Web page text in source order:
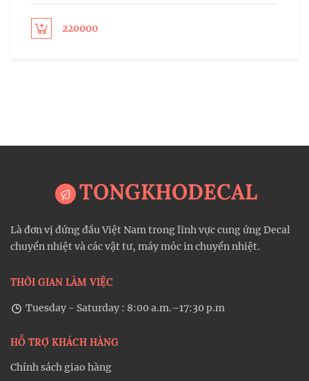
options 220000
TONGKHODECAL
Là đơn vị đứng đầu Việt Nam trong lĩnh vực cung ứng Decal
chuyển nhiệt và các vật tư, máy móc in chuyển nhiệt.
THỜI GIAN LÀM VIỆC
Tuesday - Saturday : 8:00 a.m.–17:30 p.m
HỖ TRỢ KHÁCH HÀNG
Chính sách giao hàng